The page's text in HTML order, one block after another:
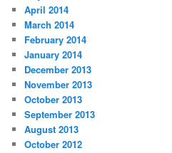
April 2014
March 2014
February 2014
January 2014
December 2013
November 2013
October 2013
September 2013
August 2013
October 2012